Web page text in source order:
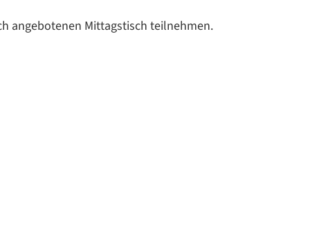
angebotenen Mittagstisch teilnehmen.